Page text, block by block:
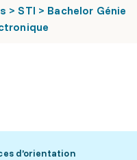
> STI > Bachelor Génie
d’orientation